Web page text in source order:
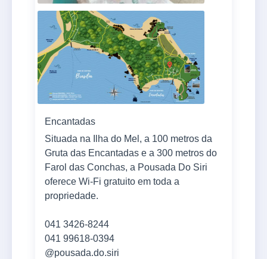
Encantadas
Situada na Ilha do Mel, a 100 metros da
Gruta das Encantadas e a 300 metros do
Farol das Conchas, a Pousada Do Siri
oferece Wi-Fi gratuito em toda a
propriedade.
041 3426-8244
041 99618-0394
@pousada.do.siri